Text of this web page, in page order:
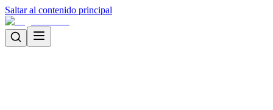
Saltar al contenido principal